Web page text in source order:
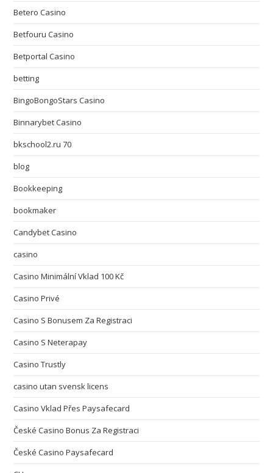
Betero Casino
Betfouru Casino
Betportal Casino
betting
BingoBongoStars Casino
Binnarybet Casino
bkschool2.ru 70
blog
Bookkeeping
bookmaker
Candybet Casino
casino
Casino Minimální Vklad 100 Kč
Casino Privé
Casino S Bonusem Za Registraci
Casino S Neterapay
Casino Trustly
casino utan svensk licens
Casino Vklad Přes Paysafecard
České Casino Bonus Za Registraci
České Casino Paysafecard